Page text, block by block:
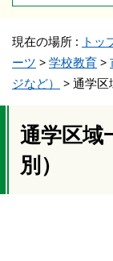
現在の場所 : トッ
ーツ > 学校教育 >
ジなど）
> 通学区
通学区域
別）